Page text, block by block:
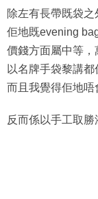
除左有長帶既袋之
佢地既evening
價錢方面屬中等，
以名牌手袋黎講都
而且我覺得佢地唔
反而係以手工取勝